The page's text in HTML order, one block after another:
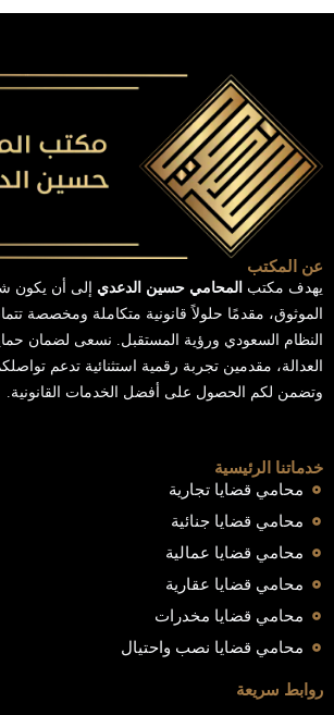
عن المكتب
يهدف مكتب المحامي حسين الدعدي إلى أن يكون
الموثوق، مقدمًا حلولاً قانونية متكاملة ومخصصة
النظام السعودي ورؤية المستقبل. نسعى لضمان
العدالة، مقدمين تجربة رقمية استثنائية تدعم
وتضمن لكم الحصول على أفضل الخدمات القانونية.
خدماتنا الرئيسية
محامي قضايا تجارية
محامي قضايا جنائية
محامي قضايا عمالية
محامي قضايا عقارية
محامي قضايا مخدرات
محامي قضايا نصب واحتيال
روابط سريعة